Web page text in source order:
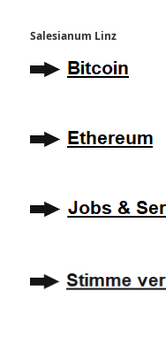
Salesianum Linz